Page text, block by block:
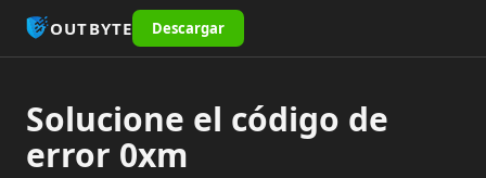
OUTBYTE Descargar
Solucione el código de
error 0xm